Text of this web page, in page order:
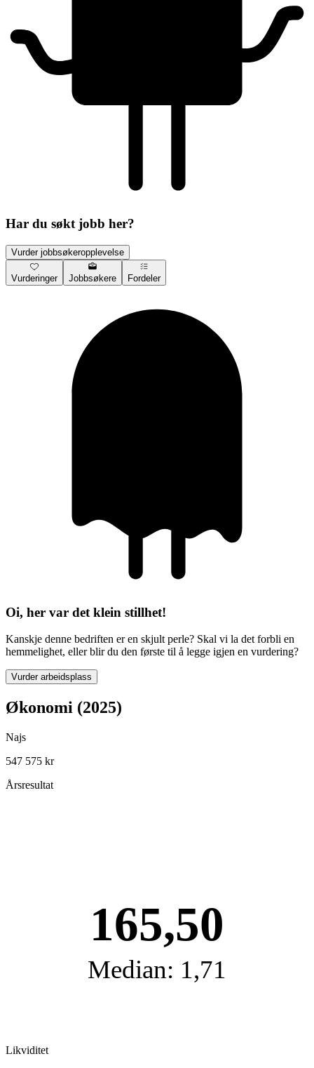
Har du søkt jobb her?
Vurder jobbsøkeropplevelse
Vurderinger Jobbsøkere Fordeler
Oi, her var det klein stillhet!
Kanskje denne bedriften er en skjult perle? Skal vi la det forbli en
hemmelighet, eller blir du den første til å legge igjen en vurdering?
Vurder arbeidsplass
Økonomi (2025)
Najs
547 575 kr
Årsresultat
165,50
Median: 1,71
Likviditet